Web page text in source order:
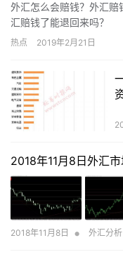
外汇怎么会赔钱？外汇
汇赔钱了能退回来吗？
热点 2019年2月21日
2018年11月8日外汇
2018年11月8日 • 外汇分析